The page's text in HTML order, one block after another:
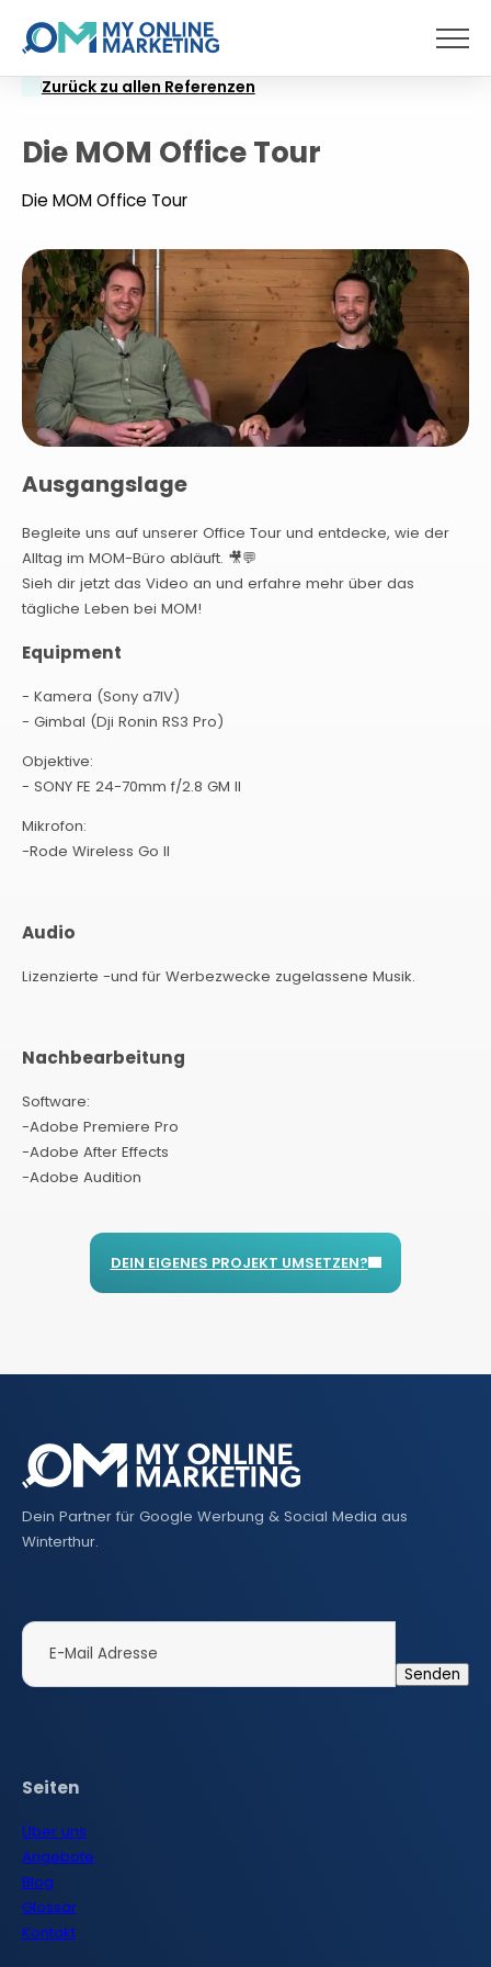
Menü
Zurück zu allen Referenzen
Die MOM Office Tour
Die MOM Office Tour
Ausgangslage
Begleite uns auf unserer Office Tour und entdecke, wie der
Alltag im MOM-Büro abläuft. 🎥💬
Sieh dir jetzt das Video an und erfahre mehr über das
tägliche Leben bei MOM!
Equipment
- Kamera (Sony a7IV)
- Gimbal (Dji Ronin RS3 Pro)
Objektive:
- SONY FE 24-70mm f/2.8 GM II
Mikrofon:
-Rode Wireless Go II
Audio
Lizenzierte -und für Werbezwecke zugelassene Musik.
Nachbearbeitung
Software:
-Adobe Premiere Pro
-Adobe After Effects
-Adobe Audition
DEIN EIGENES PROJEKT UMSETZEN?
Dein Partner für Google Werbung & Social Media aus
Winterthur.
Seiten
Über uns
Angebote
Blog
Glossar
Kontakt